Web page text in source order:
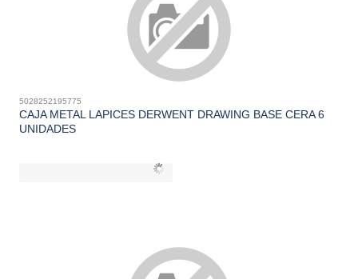
5028252195775
CAJA METAL LAPICES DERWENT DRAWING BASE CERA 6
UNIDADES